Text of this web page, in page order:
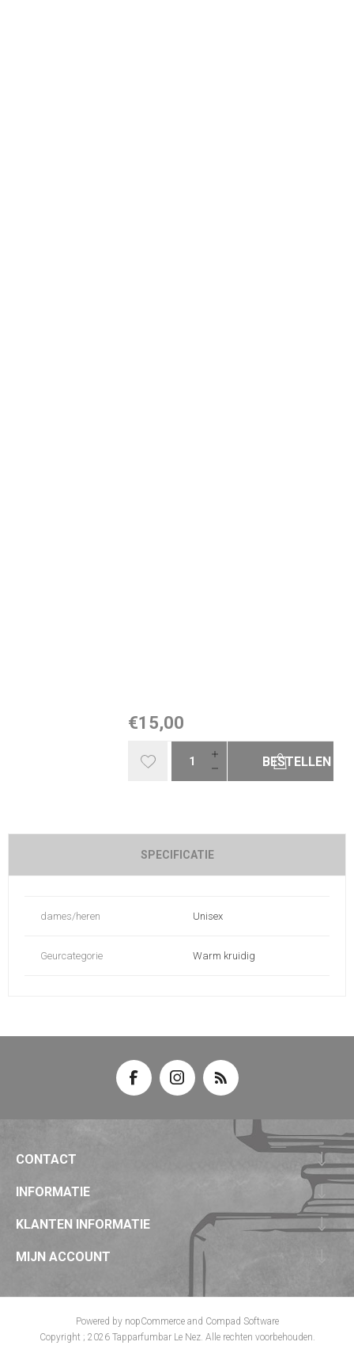
€15,00
BESTELLEN
SPECIFICATIE
dames/heren Unisex
Geurcategorie Warm kruidig
CONTACT
INFORMATIE
KLANTEN INFORMATIE
MIJN ACCOUNT
Powered by nopCommerceand Compad Software
Copyright ; 2026 Tapparfumbar Le Nez. Alle rechten voorbehouden.